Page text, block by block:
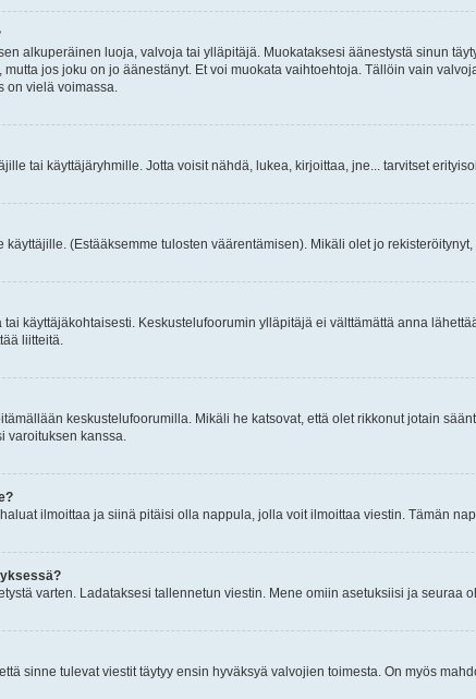
alkuperäinen luoja, valvoja tai ylläpitäjä. Muokataksesi äänestystä sinun
jos joku on jo äänestänyt. Et voi muokata vaihtoehtoja. Tällöin vain
on vielä voimassa.
tai käyttäjäryhmille. Jotta voisit nähdä, lukea, kirjoittaa, jne... tarvitset
(Estääksemme tulosten väärentämisen). Mikäli olet jo
käyttäjäkohtaisesti. Keskustelufoorumin ylläpitäjä ei välttämättä anna
liitteitä.
keskustelufoorumilla. Mikäli he katsovat, että olet rikkonut jotain
varoituksen kanssa.
ilmoittaa ja siinä pitäisi olla nappula, jolla voit ilmoittaa viestin. Tämän
varten. Ladataksesi tallennetun viestin. Mene omiin asetuksiisi ja seuraa
sinne tulevat viestit täytyy ensin hyväksyä valvojien toimesta. On myös